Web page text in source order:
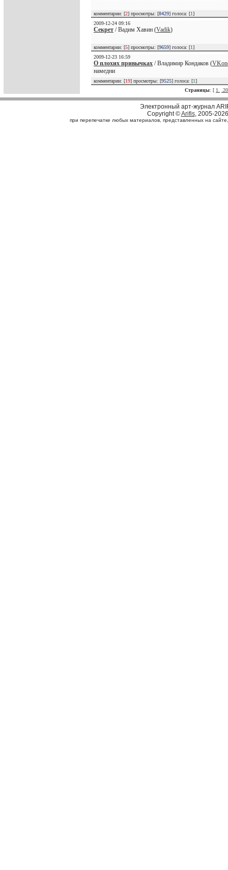
комментарии: [2] просмотры: [8429] голоса: [1]
2009-12-24 09:16
Секрет / Вадим Хавин (Vadik)
комментарии: [5] просмотры: [9659] голоса: [1]
2009-12-23 16:59
О плохих привычках / Владимир Кондаков (
намедни
комментарии: [19] просмотры: [9525] голоса: [1]
Страницы: [ 1.
Электронный арт-журнал
Copyright ©Arifis, 2005-2026
при перепечатке любых материалов, представленных на